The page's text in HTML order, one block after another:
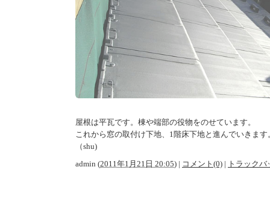
屋根は平瓦です。棟や端部の役物をのせています。
これから窓の取付け下地、1階床下地と進んでいきます
（shu)
admin (2011年1月21日 20:05) | コメント(0) | トラックバ